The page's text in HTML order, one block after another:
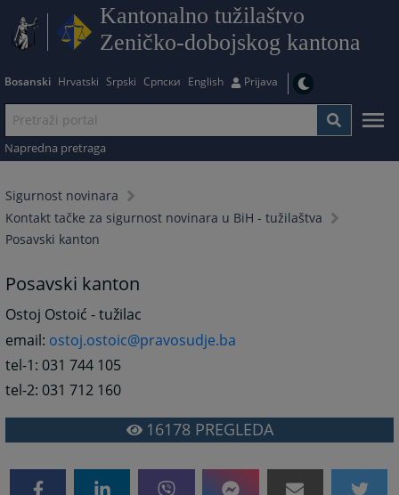
Kantonalno tužilaštvo
Zeničko-dobojskog kantona
Bosanski Hrvatski Srpski Српски English Prijava
Napredna pretraga
Sigurnost novinara
Kontakt tačke za sigurnost novinara u BiH - tužilaštva
Posavski kanton
Posavski kanton
Ostoj Ostoić - tužilac
email: ostoj.ostoic@pravosudje.ba
tel-1: 031 744 105
tel-2: 031 712 160
16178PREGLEDA